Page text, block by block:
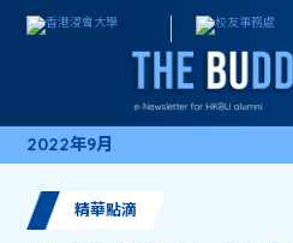
2022年9月
精華點滴